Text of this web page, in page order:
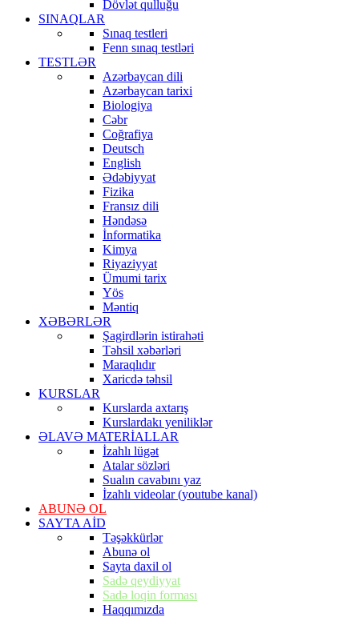
Dövlət qulluğu
SINAQLAR
Sınaq testleri
Fenn sınaq testləri
TESTLƏR
Azərbaycan dili
Azərbaycan tarixi
Biologiya
Cəbr
Coğrafiya
Deutsch
English
Ədəbiyyat
Fizika
Fransız dili
Həndəsə
İnformatika
Kimya
Riyaziyyat
Ümumi tarix
Yös
Məntiq
XƏBƏRLƏR
Şagirdlərin istirahəti
Təhsil xəbərləri
Maraqlıdır
Xaricdə təhsil
KURSLAR
Kurslarda axtarış
Kurslardakı yeniliklər
ƏLAVƏ MATERİALLAR
İzahlı lügət
Atalar sözləri
Sualın cavabını yaz
İzahlı videolar (youtube kanal)
ABUNƏ OL
SAYTA AİD
Təşəkkürlər
Abunə ol
Sayta daxil ol
Sadə qeydiyyat
Sadə loqin forması
Haqqımızda